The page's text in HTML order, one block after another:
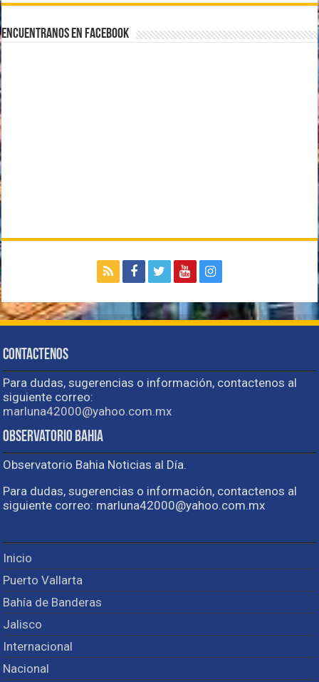
Encuentranos en Facebook
Contactenos
Para dudas, sugerencias o información, contactenos al
siguiente correo:
marluna42000@yahoo.com.mx
Observatorio Bahia
Observatorio Bahia Noticias al Día.
Para dudas, sugerencias o información, contactenos al
siguiente correo: marluna42000@yahoo.com.mx
Inicio
Puerto Vallarta
Bahía de Banderas
Jalisco
Internacional
Nacional